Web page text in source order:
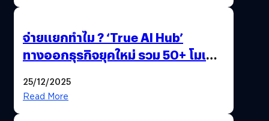
จ่ายแยกทำไม ? ‘True AI Hub’
ทางออกธุรกิจยุคใหม่ รวม 50+ โมเดล
25/12/2025
Read More